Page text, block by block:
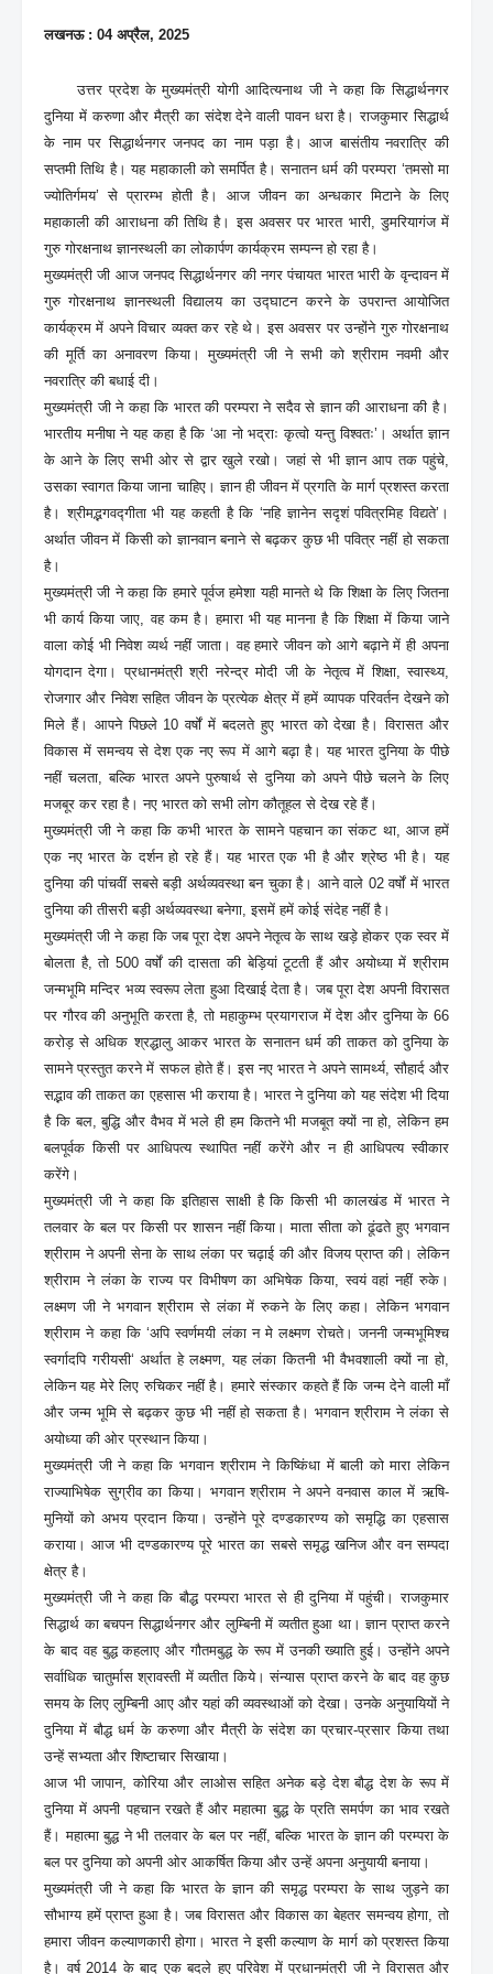
लखनऊ : 04 अप्रैल, 2025
उत्तर प्रदेश के मुख्यमंत्री योगी आदित्यनाथ जी ने कहा कि सिद्धार्थनगर
दुनिया में करुणा और मैत्री का संदेश देने वाली पावन धरा है। राजकुमार सिद्धार्थ
के नाम पर सिद्धार्थनगर जनपद का नाम पड़ा है। आज बासंतीय नवरात्रि की
सप्तमी तिथि है। यह महाकाली को समर्पित है। सनातन धर्म की परम्परा ‘तमसो मा
ज्योतिर्गमय’ से प्रारम्भ होती है। आज जीवन का अन्धकार मिटाने के लिए
महाकाली की आराधना की तिथि है। इस अवसर पर भारत भारी, डुमरियागंज में
गुरु गोरक्षनाथ ज्ञानस्थली का लोकार्पण कार्यक्रम सम्पन्न हो रहा है।
मुख्यमंत्री जी आज जनपद सिद्धार्थनगर की नगर पंचायत भारत भारी के वृन्दावन में
गुरु गोरक्षनाथ ज्ञानस्थली विद्यालय का उद्घाटन करने के उपरान्त आयोजित
कार्यक्रम में अपने विचार व्यक्त कर रहे थे। इस अवसर पर उन्होंने गुरु गोरक्षनाथ
की मूर्ति का अनावरण किया। मुख्यमंत्री जी ने सभी को श्रीराम नवमी और
नवरात्रि की बधाई दी।
मुख्यमंत्री जी ने कहा कि भारत की परम्परा ने सदैव से ज्ञान की आराधना की है।
भारतीय मनीषा ने यह कहा है कि ‘आ नो भद्राः कृत्वो यन्तु विश्वतः’। अर्थात ज्ञान
के आने के लिए सभी ओर से द्वार खुले रखो। जहां से भी ज्ञान आप तक पहुंचे,
उसका स्वागत किया जाना चाहिए। ज्ञान ही जीवन में प्रगति के मार्ग प्रशस्त करता
है। श्रीमद्भगवद्गीता भी यह कहती है कि ‘नहि ज्ञानेन सदृशं पवित्रमिह विद्यते’।
अर्थात जीवन में किसी को ज्ञानवान बनाने से बढ़कर कुछ भी पवित्र नहीं हो सकता
है।
मुख्यमंत्री जी ने कहा कि हमारे पूर्वज हमेशा यही मानते थे कि शिक्षा के लिए जितना
भी कार्य किया जाए, वह कम है। हमारा भी यह मानना है कि शिक्षा में किया जाने
वाला कोई भी निवेश व्यर्थ नहीं जाता। वह हमारे जीवन को आगे बढ़ाने में ही अपना
योगदान देगा। प्रधानमंत्री श्री नरेन्द्र मोदी जी के नेतृत्व में शिक्षा, स्वास्थ्य,
रोजगार और निवेश सहित जीवन के प्रत्येक क्षेत्र में हमें व्यापक परिवर्तन देखने को
मिले हैं। आपने पिछले 10 वर्षों में बदलते हुए भारत को देखा है। विरासत और
विकास में समन्वय से देश एक नए रूप में आगे बढ़ा है। यह भारत दुनिया के पीछे
नहीं चलता, बल्कि भारत अपने पुरुषार्थ से दुनिया को अपने पीछे चलने के लिए
मजबूर कर रहा है। नए भारत को सभी लोग कौतूहल से देख रहे हैं।
मुख्यमंत्री जी ने कहा कि कभी भारत के सामने पहचान का संकट था, आज हमें
एक नए भारत के दर्शन हो रहे हैं। यह भारत एक भी है और श्रेष्ठ भी है। यह
दुनिया की पांचवीं सबसे बड़ी अर्थव्यवस्था बन चुका है। आने वाले 02 वर्षों में भारत
दुनिया की तीसरी बड़ी अर्थव्यवस्था बनेगा, इसमें हमें कोई संदेह नहीं है।
मुख्यमंत्री जी ने कहा कि जब पूरा देश अपने नेतृत्व के साथ खड़े होकर एक स्वर में
बोलता है, तो 500 वर्षों की दासता की बेड़ियां टूटती हैं और अयोध्या में श्रीराम
जन्मभूमि मन्दिर भव्य स्वरूप लेता हुआ दिखाई देता है। जब पूरा देश अपनी विरासत
पर गौरव की अनुभूति करता है, तो महाकुम्भ प्रयागराज में देश और दुनिया के 66
करोड़ से अधिक श्रद्धालु आकर भारत के सनातन धर्म की ताकत को दुनिया के
सामने प्रस्तुत करने में सफल होते हैं। इस नए भारत ने अपने सामर्थ्य, सौहार्द और
सद्भाव की ताकत का एहसास भी कराया है। भारत ने दुनिया को यह संदेश भी दिया
है कि बल, बुद्धि और वैभव में भले ही हम कितने भी मजबूत क्यों ना हो, लेकिन हम
बलपूर्वक किसी पर आधिपत्य स्थापित नहीं करेंगे और न ही आधिपत्य स्वीकार
करेंगे।
मुख्यमंत्री जी ने कहा कि इतिहास साक्षी है कि किसी भी कालखंड में भारत ने
तलवार के बल पर किसी पर शासन नहीं किया। माता सीता को ढूंढते हुए भगवान
श्रीराम ने अपनी सेना के साथ लंका पर चढ़ाई की और विजय प्राप्त की। लेकिन
श्रीराम ने लंका के राज्य पर विभीषण का अभिषेक किया, स्वयं वहां नहीं रुके।
लक्ष्मण जी ने भगवान श्रीराम से लंका में रुकने के लिए कहा। लेकिन भगवान
श्रीराम ने कहा कि ‘अपि स्वर्णमयी लंका न मे लक्ष्मण रोचते। जननी जन्मभूमिश्च
स्वर्गादपि गरीयसी‘ अर्थात हे लक्ष्मण, यह लंका कितनी भी वैभवशाली क्यों ना हो,
लेकिन यह मेरे लिए रुचिकर नहीं है। हमारे संस्कार कहते हैं कि जन्म देने वाली माँ
और जन्म भूमि से बढ़कर कुछ भी नहीं हो सकता है। भगवान श्रीराम ने लंका से
अयोध्या की ओर प्रस्थान किया।
मुख्यमंत्री जी ने कहा कि भगवान श्रीराम ने किष्किंधा में बाली को मारा लेकिन
राज्याभिषेक सुग्रीव का किया। भगवान श्रीराम ने अपने वनवास काल में ऋषि-
मुनियों को अभय प्रदान किया। उन्होंने पूरे दण्डकारण्य को समृद्धि का एहसास
कराया। आज भी दण्डकारण्य पूरे भारत का सबसे समृद्ध खनिज और वन सम्पदा
क्षेत्र है।
मुख्यमंत्री जी ने कहा कि बौद्ध परम्परा भारत से ही दुनिया में पहुंची। राजकुमार
सिद्धार्थ का बचपन सिद्धार्थनगर और लुम्बिनी में व्यतीत हुआ था। ज्ञान प्राप्त करने
के बाद वह बुद्ध कहलाए और गौतमबुद्ध के रूप में उनकी ख्याति हुई। उन्होंने अपने
सर्वाधिक चातुर्मास श्रावस्ती में व्यतीत किये। संन्यास प्राप्त करने के बाद वह कुछ
समय के लिए लुम्बिनी आए और यहां की व्यवस्थाओं को देखा। उनके अनुयायियों ने
दुनिया में बौद्ध धर्म के करुणा और मैत्री के संदेश का प्रचार-प्रसार किया तथा
उन्हें सभ्यता और शिष्टाचार सिखाया।
आज भी जापान, कोरिया और लाओस सहित अनेक बड़े देश बौद्ध देश के रूप में
दुनिया में अपनी पहचान रखते हैं और महात्मा बुद्ध के प्रति समर्पण का भाव रखते
हैं। महात्मा बुद्ध ने भी तलवार के बल पर नहीं, बल्कि भारत के ज्ञान की परम्परा के
बल पर दुनिया को अपनी ओर आकर्षित किया और उन्हें अपना अनुयायी बनाया।
मुख्यमंत्री जी ने कहा कि भारत के ज्ञान की समृद्ध परम्परा के साथ जुड़ने का
सौभाग्य हमें प्राप्त हुआ है। जब विरासत और विकास का बेहतर समन्वय होगा, तो
हमारा जीवन कल्याणकारी होगा। भारत ने इसी कल्याण के मार्ग को प्रशस्त किया
है। वर्ष 2014 के बाद एक बदले हुए परिवेश में प्रधानमंत्री जी ने विरासत और